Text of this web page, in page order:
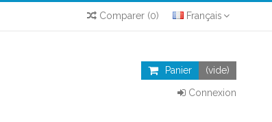
Français
Comparer (0)
Panier (vide)
Connexion